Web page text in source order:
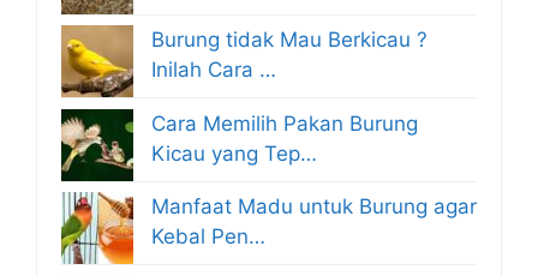
Burung tidak Mau Berkicau ?
Inilah Cara …
Cara Memilih Pakan Burung
Kicau yang Tep…
Manfaat Madu untuk Burung agar
Kebal Pen…